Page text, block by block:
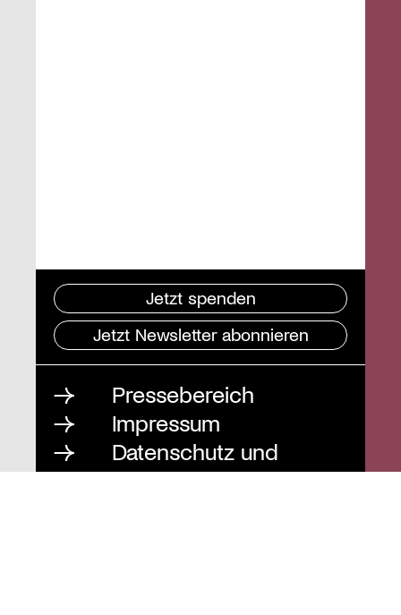
Jetzt spenden
Jetzt Newsletter abonnieren
Pressebereich
Impressum
Datenschutz und
Barrierefreiheit